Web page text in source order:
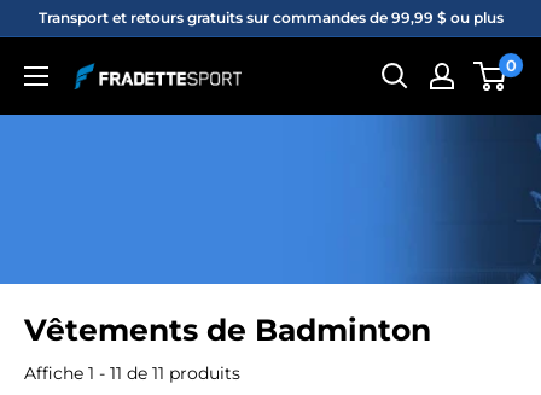
Passer
contenu
Transport et retours gratuits sur commandes de 99,99 $ ou plus
Fradette
sport
0
Vêtements de Badminton
Affiche 1 - 11 de 11 produits